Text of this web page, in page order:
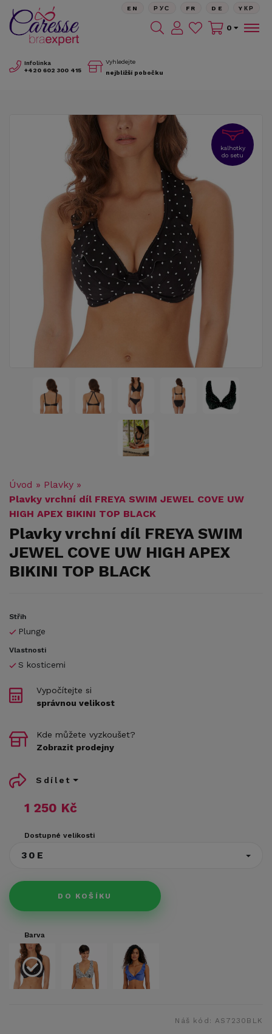
Infolinka
+420 602 300 415
Vyhledejte
nejbližší pobočku
EN РУС FR DE YКР
0
kalhotky
do setu
Úvod » Plavky »
Plavky vrchní díl FREYA SWIM JEWEL COVE UW
HIGH APEX BIKINI TOP BLACK
Plavky vrchní díl FREYA SWIM
JEWEL COVE UW HIGH APEX
BIKINI TOP BLACK
Střih
Plunge
Vlastnosti
S kosticemi
1 250 Kč
Dostupné velikosti
30E
DO KOŠÍKU
Vypočítejte si
správnou velikost
Kde můžete vyzkoušet?
Zobrazit prodejny
Sdílet
Barva
Náš kód:AS7230BLK